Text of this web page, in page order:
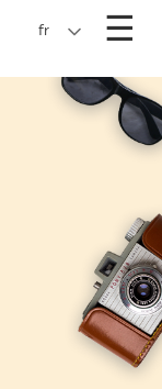
fr ☰